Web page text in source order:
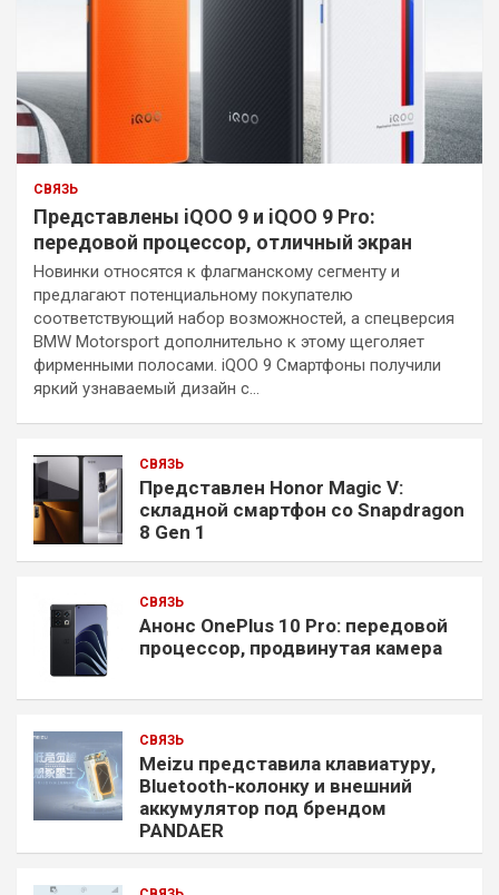
СВЯЗЬ
Представлены iQOO 9 и iQOO 9 Pro:
передовой процессор, отличный экран
Новинки относятся к флагманскому сегменту и
предлагают потенциальному покупателю
соответствующий набор возможностей, а спецверсия
BMW Motorsport дополнительно к этому щеголяет
фирменными полосами. iQOO 9 Смартфоны получили
яркий узнаваемый дизайн с…
СВЯЗЬ
Представлен Honor Magic V:
складной смартфон со Snapdragon
8 Gen 1
СВЯЗЬ
Анонс OnePlus 10 Pro: передовой
процессор, продвинутая камера
СВЯЗЬ
Meizu представила клавиатуру,
Bluetooth-колонку и внешний
аккумулятор под брендом
PANDAER